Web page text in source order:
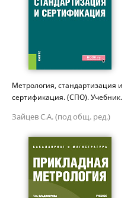
Метрология, стандартизация и
сертификация. (СПО). Учебник.
Зайцев С.А. (под общ. ред.)